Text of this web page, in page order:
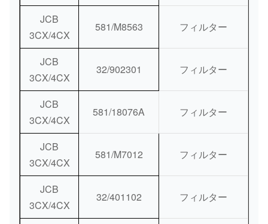
JCB
3CX/4CX
581/M8563 フィルター
JCB
3CX/4CX
32/902301 フィルター
JCB
3CX/4CX
581/18076A フィルター
JCB
3CX/4CX
581/M7012 フィルター
JCB
3CX/4CX
32/401102 フィルター